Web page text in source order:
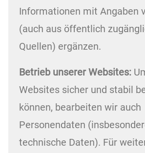
Informationen mit Angaben
(auch aus öffentlich
Quellen) ergänzen.
Betrieb unserer Websites:
Websites sicher und stabil
können, bearbeiten wir auch
Personendaten
technische Daten). Für